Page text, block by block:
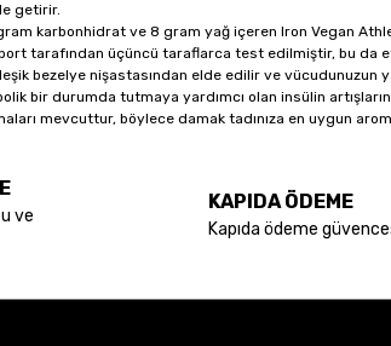
getirir.
karbonhidrat ve 8 gram yağ içeren Iron Vegan
tarafından üçüncü taraflarca test edilmiştir, bu
bezelye nişastasından elde edilir ve vücudunuzun
bir durumda tutmaya yardımcı olan insülin
mevcuttur, böylece damak tadınıza en uygun
ve
KAPIDA ÖDEME
Kapıda ödeme